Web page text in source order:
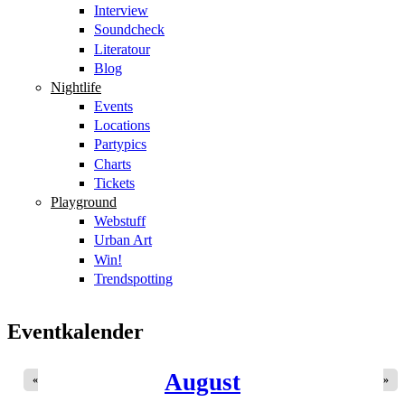
Interview
Soundcheck
Literatour
Blog
Nightlife
Events
Locations
Partypics
Charts
Tickets
Playground
Webstuff
Urban Art
Win!
Trendspotting
Eventkalender
August
« »